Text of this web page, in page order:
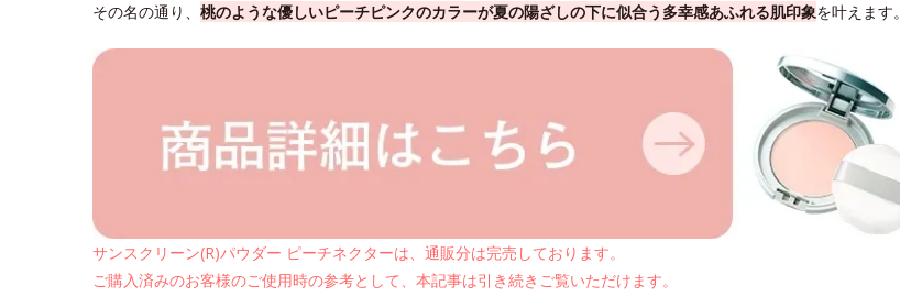
その名の通り、 桃のような優しいピーチピンクのカラーが夏の陽ざしの下に似合う多幸感あふれる肌印象を叶えます。
サンスクリーン(R)パウダー ピーチネクターは、通販分は完売しております。
ご購入済みのお客様のご使用時の参考として、本記事は引き続きご覧いただけます。